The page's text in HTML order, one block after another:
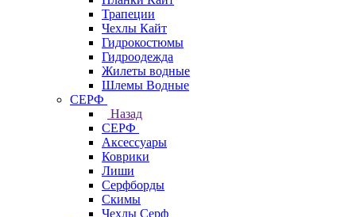
Трапеции
Чехлы Кайт
Гидрокостюмы
Гидроодежда
Жилеты водные
Шлемы Водные
СЕРФ
Назад
СЕРФ
Аксессуары
Коврики
Лиши
Серфборды
Скимы
Чехлы Cерф